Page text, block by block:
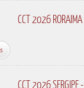
CCT 2026
CCT 2026